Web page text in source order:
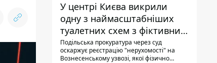
У центрі Києва викрили
одну з наймасштабніших
туалетних схем з фіктивним
будинком
Подільська прокуратура через суд
оскаржує реєстрацію "нерухомості" на
Вознесенському узвозі, якої фізично